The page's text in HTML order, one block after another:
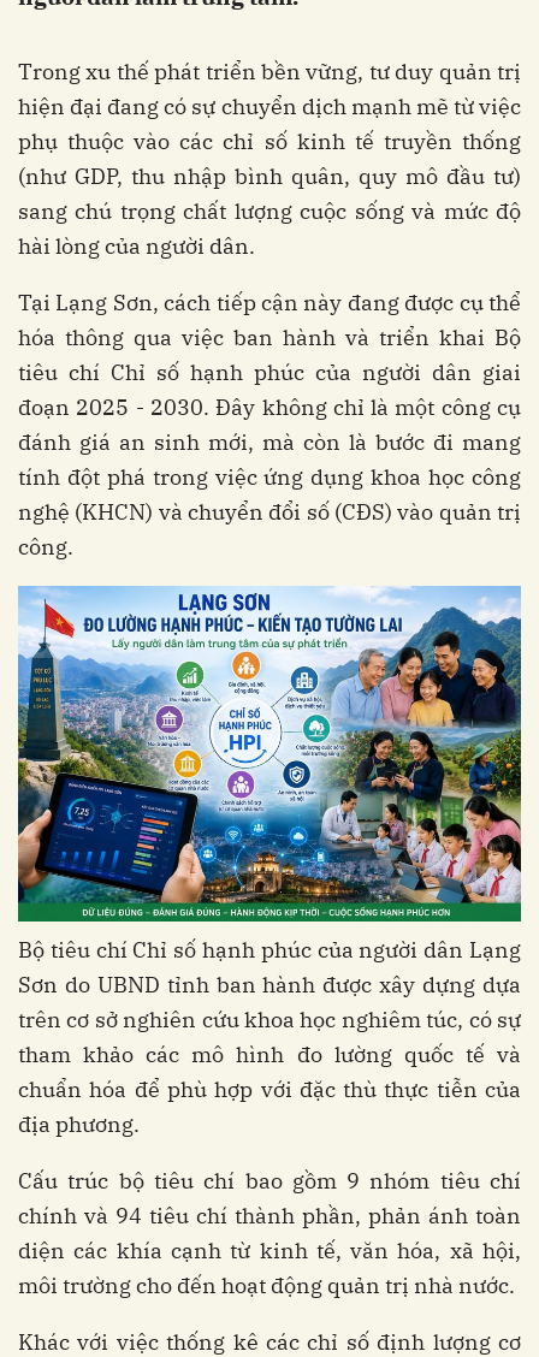
Trong xu thế phát triển bền vững, tư duy quản trị
hiện đại đang có sự chuyển dịch mạnh mẽ từ việc
phụ thuộc vào các chỉ số kinh tế truyền thống
(như GDP, thu nhập bình quân, quy mô đầu tư)
sang chú trọng chất lượng cuộc sống và mức độ
hài lòng của người dân.
Tại Lạng Sơn, cách tiếp cận này đang được cụ thể
hóa thông qua việc ban hành và triển khai Bộ
tiêu chí Chỉ số hạnh phúc của người dân giai
đoạn 2025 - 2030. Đây không chỉ là một công cụ
đánh giá an sinh mới, mà còn là bước đi mang
tính đột phá trong việc ứng dụng khoa học công
nghệ (KHCN) và chuyển đổi số (CĐS) vào quản trị
công.
Bộ tiêu chí Chỉ số hạnh phúc của người dân Lạng
Sơn do UBND tỉnh ban hành được xây dựng dựa
trên cơ sở nghiên cứu khoa học nghiêm túc, có sự
tham khảo các mô hình đo lường quốc tế và
chuẩn hóa để phù hợp với đặc thù thực tiễn của
địa phương.
Cấu trúc bộ tiêu chí bao gồm 9 nhóm tiêu chí
chính và 94 tiêu chí thành phần, phản ánh toàn
diện các khía cạnh từ kinh tế, văn hóa, xã hội,
môi trường cho đến hoạt động quản trị nhà nước.
Khác với việc thống kê các chỉ số định lượng cơ